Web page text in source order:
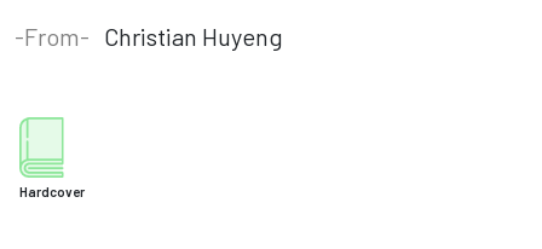
-From- Christian Huyeng
Hardcover